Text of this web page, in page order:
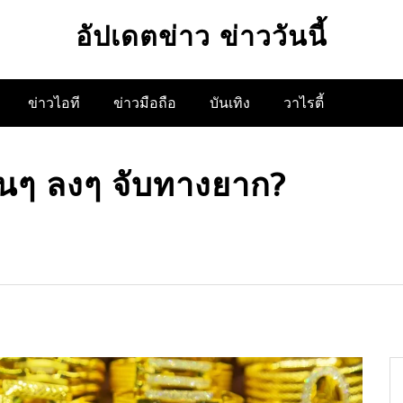
อัปเดตข่าว ข่าววันนี้
ข่าวไอที ข่าวมือถือ บันเทิง วาไรตี้
ลงๆ จับทางยาก?